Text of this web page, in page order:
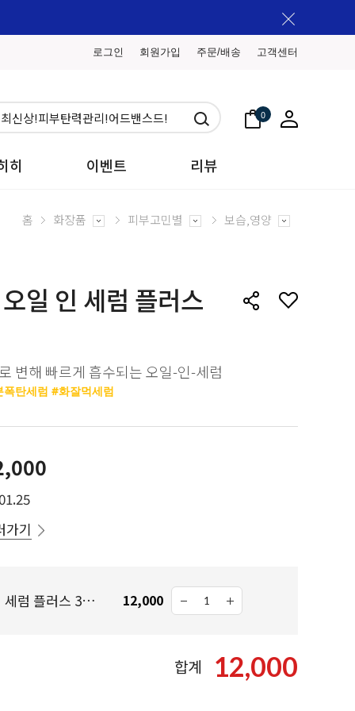
로그인 회원가입 주문/배송 고객센터
0
히 이벤트 리뷰
홈 화장품 피부고민별 보습,영양
일 인 세럼 플러스
변해 빠르게 흡수되는 오일-인-세럼
탄세럼 #화잘먹세럼
가기
더블 모이스처 오일 인 세럼 플러스 30ml 12,000
합계 12,000